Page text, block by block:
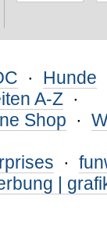
· Hunde
A-Z ·
Shop ·
·
|